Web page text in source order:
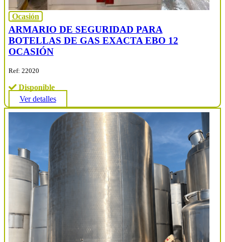
Ocasión
ARMARIO DE SEGURIDAD PARA
BOTELLAS DE GAS EXACTA EBO 12
OCASIÓN
Ref: 22020
Disponible
Ver detalles